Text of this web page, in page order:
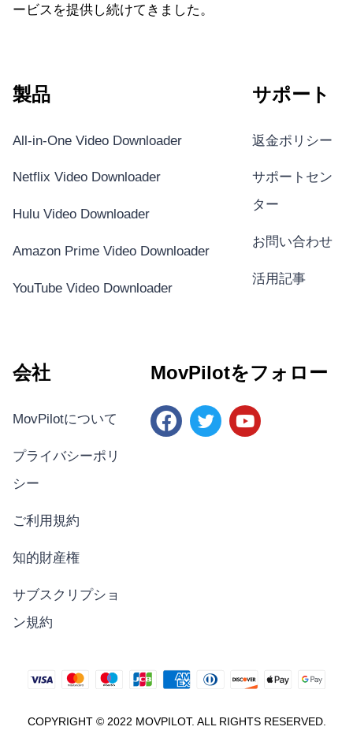
ービスを提供し続けてきました。
製品
All-in-One Video Downloader
Netflix Video Downloader
Hulu Video Downloader
Amazon Prime Video Downloader
YouTube Video Downloader
サポート
返金ポリシー
サポートセン
ター
お問い合わせ
活用記事
会社
MovPilotについて
プライバシーポリ
シー
ご利用規約
知的財産権
サブスクリプショ
ン規約
MovPilotをフォロー
COPYRIGHT © 2022 MOVPILOT. ALL RIGHTS RESERVED.